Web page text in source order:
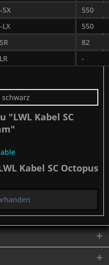
550
LX
550
82
-
schwarz
"LWL Kabel SC
Kabel SC Octopus